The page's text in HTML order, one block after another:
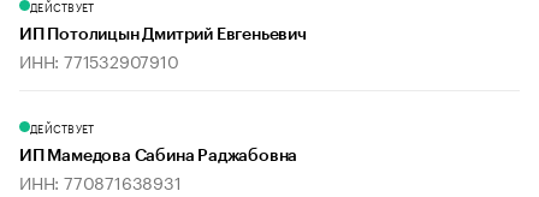
ДЕЙСТВУЕТ
ИП Потолицын Дмитрий Евгеньевич
ИНН: 771532907910
ДЕЙСТВУЕТ
ИП Мамедова Сабина Раджабовна
ИНН: 770871638931